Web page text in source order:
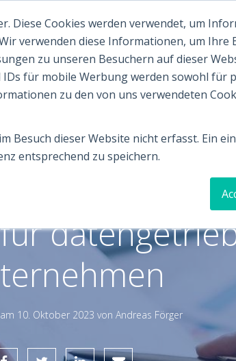
Diese Cookies werden verwendet, um
verwenden diese Informationen, um
zu unseren Besuchern auf dieser
für mobile Werbung werden sowohl für
zu den von uns verwendeten
Besuch dieser Website nicht erfasst. Ein
entsprechend zu speichern.
Startseite Webinare Blog
10. Oktober 2023 von Andreas Förger